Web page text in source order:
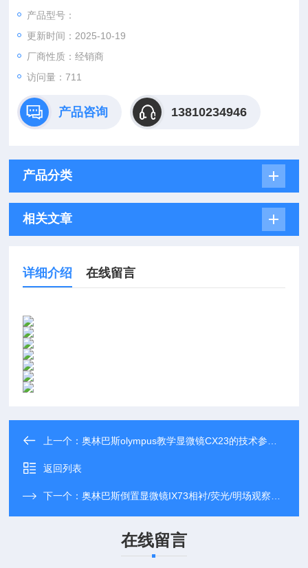
产品型号：
更新时间：2025-10-19
厂商性质：经销商
访问量：711
产品咨询 13810234946
产品分类
相关文章
详细介绍 在线留言
上一个：奥林巴斯olympus教学显微镜CX23的技术参数 固定四孔物镜转换器
返回列表
下一个：奥林巴斯倒置显微镜IX73相衬/荧光/明场观察方式
在线留言